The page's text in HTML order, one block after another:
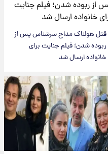
قتل هولناک مداح سرشناس پس از
ربوده شدن؛ فیلم جنایت برای
خانواده ارسال شد